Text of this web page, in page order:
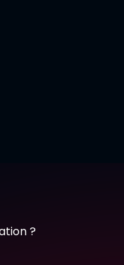
?